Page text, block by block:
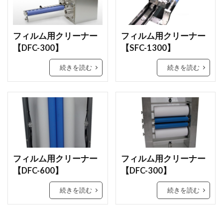
フィルム用クリーナー
【DFC-300】
続きを読む
フィルム用クリーナー
【SFC-1300】
続きを読む
フィルム用クリーナー
【DFC-600】
続きを読む
フィルム用クリーナー
【DFC-300】
続きを読む